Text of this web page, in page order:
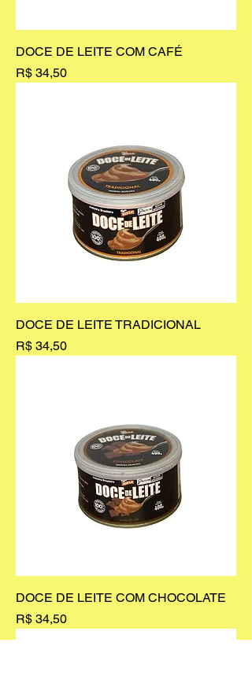
DOCE DE LEITE COM CAFÉ
Preço
R$ 34,50
DOCE DE LEITE TRADICIONAL
Preço
R$ 34,50
DOCE DE LEITE COM CHOCOLATE
Preço
R$ 34,50